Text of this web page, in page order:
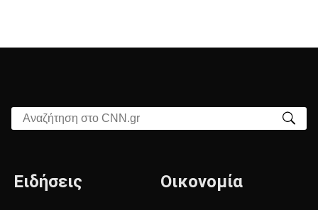
Αναζήτηση στο CNN.gr
Ειδήσεις Οικονομία